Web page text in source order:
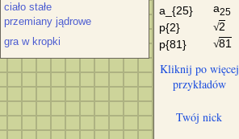
ciało stałe
przemiany jądrowe
gra w kropki
a_{25} a25
p{2} √2
p{81}
√81
Kliknij po więcej
przykładów
Twój nick